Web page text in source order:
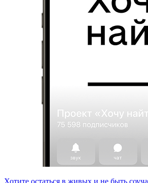
Хотите остаться в живых и не быть